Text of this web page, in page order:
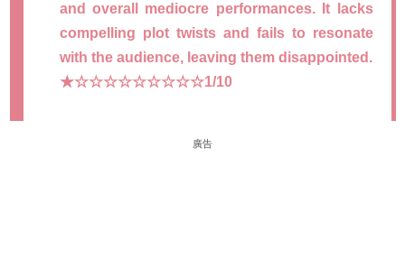
and overall mediocre performances. It lacks
compelling plot twists and fails to resonate
with the audience, leaving them disappointed.
★☆☆☆☆☆☆☆☆☆1/10
廣告